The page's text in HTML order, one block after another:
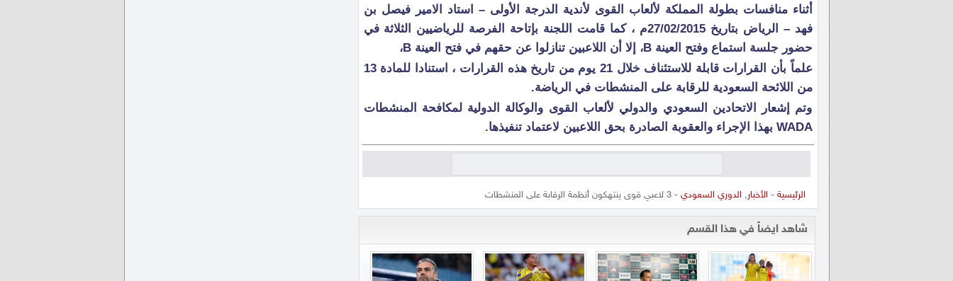
أثناء منافسات بطولة المملكة لألعاب القوى لأندية الدرجة الأولى – استاد الامير فيصل بن
فهد – الرياض بتاريخ 27/02/2015م ، كما قامت اللجنة بإتاحة الفرصة للرياضيين الثلاثة في
حضور جلسة استماع وفتح العينة B، إلا أن اللاعبين تنازلوا عن حقهم في فتح العينة B،
علماً بأن القرارات قابلة للاستئناف خلال 21 يوم من تاريخ هذه القرارات ، استنادا للمادة 13
من اللائحة السعودية للرقابة على المنشطات في الرياضة.
وتم إشعار الاتحادين السعودي والدولي لألعاب القوى والوكالة الدولية لمكافحة المنشطات
WADA بهذا الإجراء والعقوبة الصادرة بحق اللاعبين لاعتماد تنفيذها.
الرئيسية - الأخبار, الدوري السعودي - 3 لاعبي قوى ينتهكون أنظمة الرقابة على المنشطات
شاهد ايضاً في هذا القسم